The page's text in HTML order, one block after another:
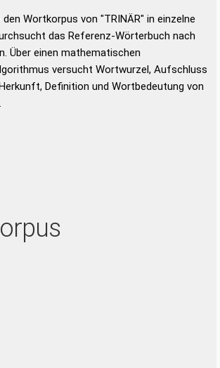
Wortkorpus von "TRINÄR" in einzelne
das Referenz-Wörterbuch nach
Über einen mathematischen
versucht Wortwurzel, Aufschluss
Definition und Wortbedeutung von